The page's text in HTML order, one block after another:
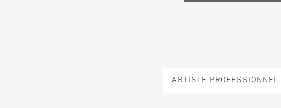
ARTISTE PROFESSIONNEL